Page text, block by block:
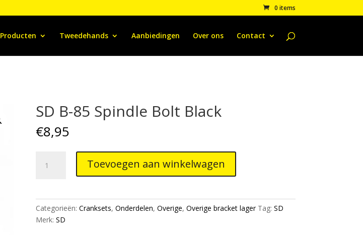
0 items
Producten Tweedehands Aanbiedingen Over ons Contact
SD B-85 Spindle Bolt Black
€8,95
Black
Toevoegen aan winkelwagen
Categorieën: Cranksets, Onderdelen, Overige, Overige bracket lager Tag: SD
Merk: SD